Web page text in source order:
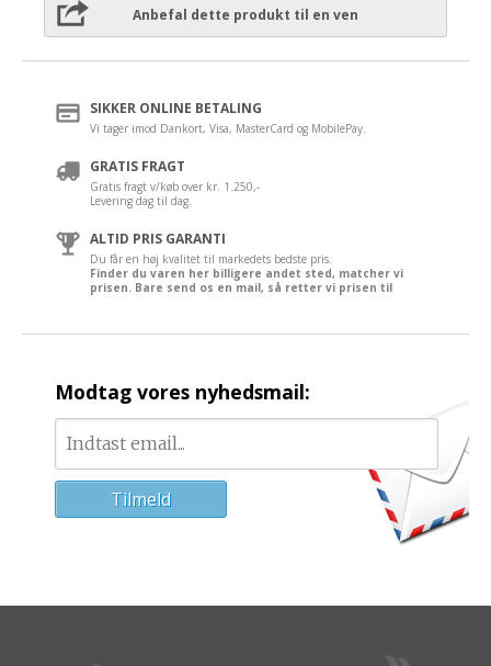
Anbefal dette produkt til en ven
SIKKER ONLINE BETALING
Vi tager imod Dankort, Visa, MasterCard og MobilePay.
GRATIS FRAGT
Gratis fragt v/køb over kr. 1.250,-
Levering dag til dag.
ALTID PRIS GARANTI
Du får en høj kvalitet til markedets bedste pris.
Finder du varen her billigere andet sted, matcher vi
prisen. Bare send os en mail, så retter vi prisen til
Modtag vores nyhedsmail: